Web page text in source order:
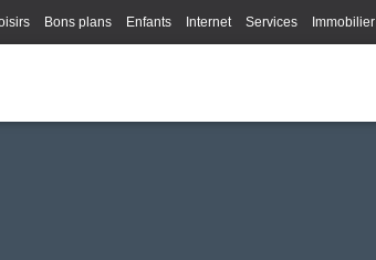
Bons plans Enfants Internet Services Immobilier